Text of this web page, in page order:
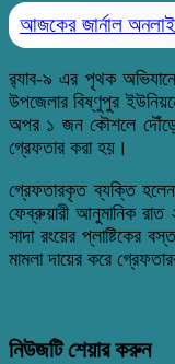
আজকের জার্নাল
র‌্যাব-৯ এর পৃথক অভিযানে
উপজেলার বিষ্ণুপুর
অপর ১ জন কৌশলে দৌঁড়ে
গ্রেফতার করা হয়।
গ্রেফতারকৃত ব্যক্তি
ফেব্রুয়ারী আনুমানিক রাত
সাদা রংয়ের
মামলা দায়ের করে
নিউজটি শেয়ার করুন